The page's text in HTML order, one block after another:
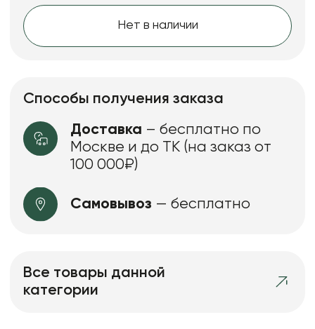
Нет в наличии
Способы получения заказа
Доставка – бесплатно по
Москве и до ТК (на заказ от
100 000₽)
Самовывоз — бесплатно
Все товары данной
категории